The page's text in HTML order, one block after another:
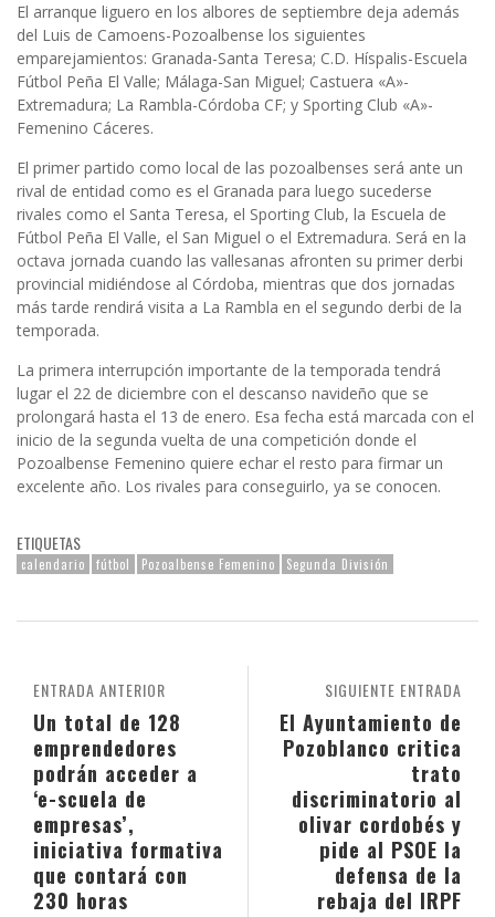
El arranque liguero en los albores de septiembre deja además
del Luis de Camoens-Pozoalbense los siguientes
emparejamientos: Granada-Santa Teresa; C.D. Híspalis-Escuela
Fútbol Peña El Valle; Málaga-San Miguel; Castuera «A»-
Extremadura; La Rambla-Córdoba CF; y Sporting Club «A»-
Femenino Cáceres.
El primer partido como local de las pozoalbenses será ante un
rival de entidad como es el Granada para luego sucederse
rivales como el Santa Teresa, el Sporting Club, la Escuela de
Fútbol Peña El Valle, el San Miguel o el Extremadura. Será en la
octava jornada cuando las vallesanas afronten su primer derbi
provincial midiéndose al Córdoba, mientras que dos jornadas
más tarde rendirá visita a La Rambla en el segundo derbi de la
temporada.
La primera interrupción importante de la temporada tendrá
lugar el 22 de diciembre con el descanso navideño que se
prolongará hasta el 13 de enero. Esa fecha está marcada con el
inicio de la segunda vuelta de una competición donde el
Pozoalbense Femenino quiere echar el resto para firmar un
excelente año. Los rivales para conseguirlo, ya se conocen.
ETIQUETAS
calendario fútbol Pozoalbense Femenino Segunda División
SIGUIENTE ENTRADA
El Ayuntamiento de
Pozoblanco critica
trato
discriminatorio al
olivar cordobés y
pide al PSOE la
defensa de la
rebaja del IRPF
ENTRADA ANTERIOR
Un total de 128
emprendedores
podrán acceder a
‘e-scuela de
empresas’,
iniciativa formativa
que contará con
230 horas